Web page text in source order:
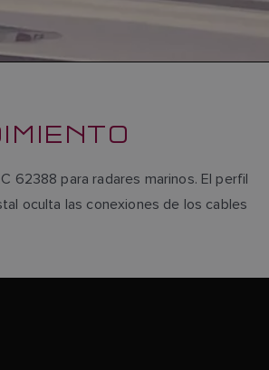
62388 para radares marinos. El perfil
oculta las conexiones de los cables